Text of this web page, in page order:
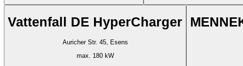
Vattenfall DE HyperCharger
Auricher Str. 45, Esens
max. 180 kW